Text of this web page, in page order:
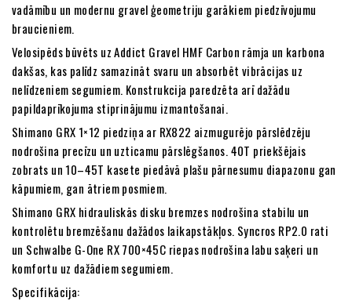
vadāmību un modernu gravel ģeometriju garākiem piedzīvojumu
braucieniem.
Velosipēds būvēts uz Addict Gravel HMF Carbon rāmja un karbona
dakšas, kas palīdz samazināt svaru un absorbēt vibrācijas uz
nelīdzeniem segumiem. Konstrukcija paredzēta arī dažādu
papildaprīkojuma stiprinājumu izmantošanai.
Shimano GRX 1×12 piedziņa ar RX822 aizmugurējo pārslēdzēju
nodrošina precīzu un uzticamu pārslēgšanos. 40T priekšējais
zobrats un 10–45T kasete piedāvā plašu pārnesumu diapazonu gan
kāpumiem, gan ātriem posmiem.
Shimano GRX hidrauliskās disku bremzes nodrošina stabilu un
kontrolētu bremzēšanu dažādos laikapstākļos. Syncros RP2.0 rati
un Schwalbe G-One RX 700×45C riepas nodrošina labu saķeri un
komfortu uz dažādiem segumiem.
Specifikācija: